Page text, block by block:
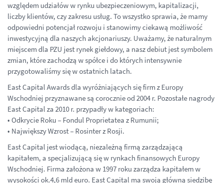
względem udziałów w rynku ubezpieczeniowym, kapitalizacji,
liczby klientów, czy zakresu usług. To wszystko sprawia, że mamy
odpowiedni potencjał rozwoju i stanowimy ciekawą możliwość
inwestycyjną dla naszych akcjonariuszy. Uważamy, że naturalnym
miejscem dla PZU jest rynek giełdowy, a nasz debiut jest symbolem
zmian, które zachodzą w spółce i do których intensywnie
przygotowaliśmy się w ostatnich latach.
East Capital Awards dla wyróżniających się firm z Europy
Wschodniej przyznawane są corocznie od 2004 r. Pozostałe nagrody
East Capital za 2010 r. przypadły w kategoriach:
• Odkrycie Roku – Fondul Proprietatea z Rumunii;
• Największy Wzrost – Rosinter z Rosji.
East Capital jest wiodącą, niezależną firmą zarządzającą
kapitałem, a specjalizującą się w rynkach finansowych Europy
Wschodniej. Firma założona w 1997 roku zarządza kapitałem w
wysokości ok.4,6 mld euro. East Capital ma swoją główną siedzibę